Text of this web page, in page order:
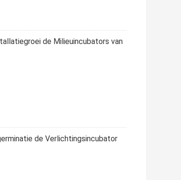
de Milieuincubators van
de Verlichtingsincubator